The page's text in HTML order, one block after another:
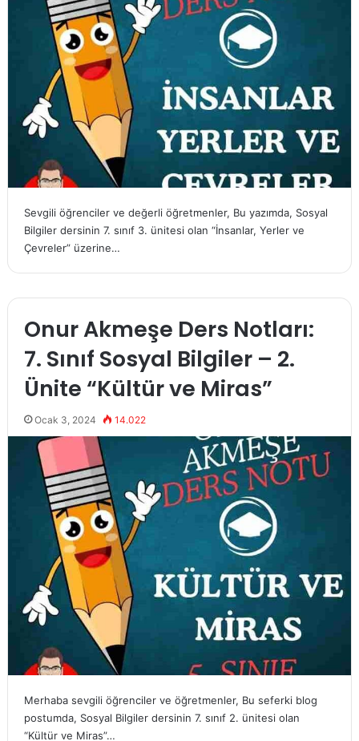
Sevgili öğrenciler ve değerli öğretmenler, Bu yazımda, Sosyal
Bilgiler dersinin 7. sınıf 3. ünitesi olan “İnsanlar, Yerler ve
Çevreler” üzerine…
Onur Akmeşe Ders Notları:
7. Sınıf Sosyal Bilgiler – 2.
Ünite “Kültür ve Miras”
Ocak 3, 2024 14.022
Merhaba sevgili öğrenciler ve öğretmenler, Bu seferki blog
postumda, Sosyal Bilgiler dersinin 7. sınıf 2. ünitesi olan
“Kültür ve Miras”…